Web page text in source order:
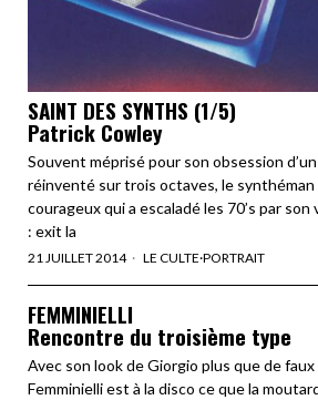
SAINT DES SYNTHS (1/5)
Patrick Cowley
Souvent méprisé pour son obsession
réinventé sur trois octaves, le
courageux qui a escaladé les 70’s par
: exit la
21 JUILLET 2014 LE CULTE·PORTRAIT
FEMMINIELLI
Rencontre du troisième type
Avec son look de Giorgio plus que de
Femminielli est à la disco ce que la